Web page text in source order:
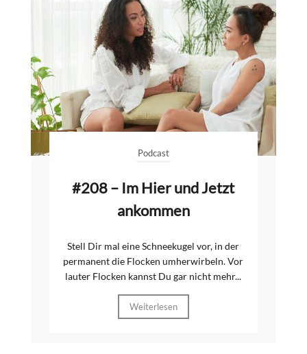
Podcast
#208 – Im Hier und Jetzt
ankommen
Stell Dir mal eine Schneekugel vor, in der
permanent die Flocken umherwirbeln. Vor
lauter Flocken kannst Du gar nicht mehr...
Weiterlesen